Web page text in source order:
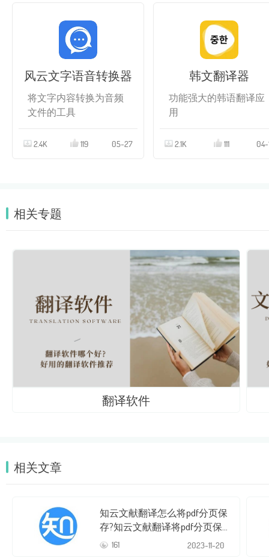
风云文字语音转换器
将文字内容转换为音频
文件的工具
2.4K 119 05-27
韩文翻译器
功能强大的韩语翻译应
用
2.1K 111 04-
相关专题
翻译软件
相关文章
知云文献翻译怎么将pdf分页保
存?知云文献翻译将pdf分页保
存的方法
161 2023-11-20